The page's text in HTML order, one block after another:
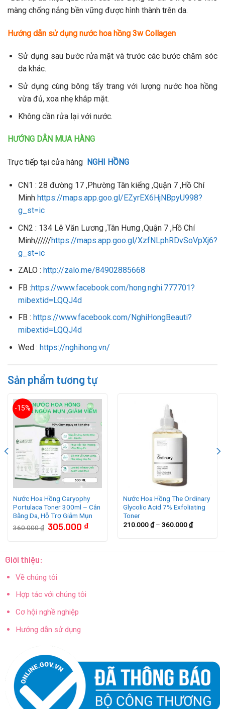
màng chống nắng bền vững được hình thành trên da.
Hướng dẫn sử dụng nước hoa hồng 3w Collagen
Sử dụng sau bước rửa mặt và trước các bước chăm sóc
da khác.
Sử dụng cùng bông tẩy trang với lượng nước hoa hồng
vừa đủ, xoa nhẹ khắp mặt.
Không cần rửa lại với nước.
HƯỚNG DẪN MUA HÀNG
Trực tiếp tại cửa hàng NGHI HỒNG
CN1 : 28 đường 17 ,Phường Tân kiểng ,Quận 7 ,Hồ Chí
Minh https://maps.app.goo.gl/EZyrEX6HjNBpyU998?
g_st=ic
CN2 : 134 Lê Văn Lương ,Tân Hưng ,Quận 7 ,Hồ Chí
Minh//////https://maps.app.goo.gl/XzfNLphRDvSoVpXj6?
g_st=ic
ZALO : http://zalo.me/84902885668
FB :https://www.facebook.com/hong.nghi.777701?
mibextid=LQQJ4d
FB : https://www.facebook.com/NghiHongBeauti?
mibextid=LQQJ4d
Wed : https://nghihong.vn/
Sản phẩm tương tự
-15%
Nước Hoa Hồng Caryophy
Portulaca Toner 300ml – Cân
Bằng Da, Hỗ Trợ Giảm Mụn
360.000₫ Giá
gốc
305.000 ₫Giá
hiện
Nước Hoa Hồng The Ordinary
Glycolic Acid 7% Exfoliating
Toner
210.000₫– 360.000₫
Giới thiệu:
Về chúng tôi
Hợp tác với chúng tôi
Cơ hội nghề nghiệp
Hướng dẫn sử dụng